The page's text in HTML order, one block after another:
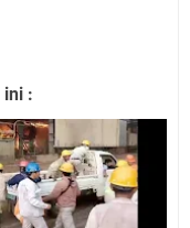
ini :